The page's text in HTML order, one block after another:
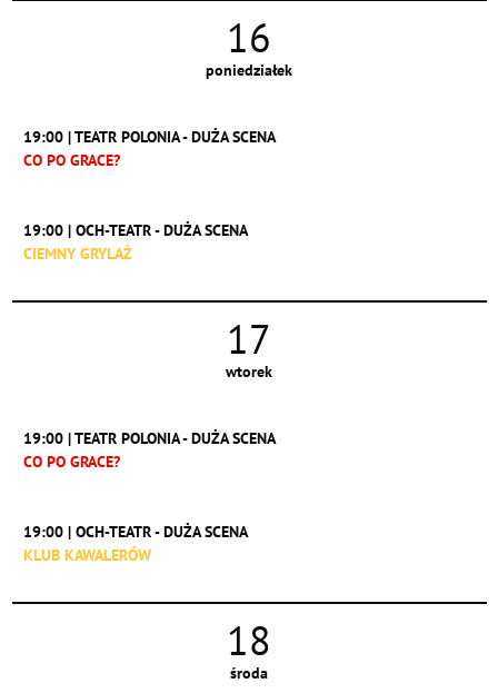
16
poniedziałek
19:00 | TEATR POLONIA - DUŻA SCENA
CO PO GRACE?
19:00 | OCH-TEATR - DUŻA SCENA
CIEMNY GRYLAŻ
17
wtorek
19:00 | TEATR POLONIA - DUŻA SCENA
CO PO GRACE?
19:00 | OCH-TEATR - DUŻA SCENA
KLUB KAWALERÓW
18
środa